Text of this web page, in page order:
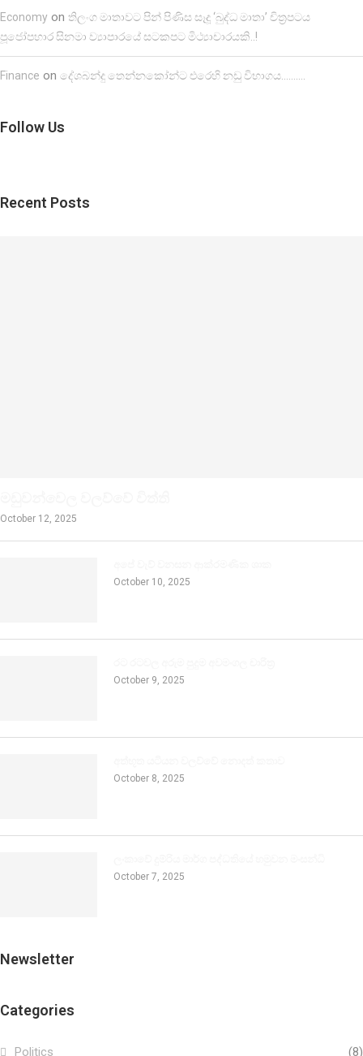
Economy on තිලංග මාතාවට පින් පිණිස සෑදූ ‘බුද්ධ මාතා’ චිත්‍රපටය
පූජෝපහාර සිනමා ව්‍යාපාරයේ සටකපට මිථ්‍යාචාරයකි..!
Finance on දේශබන්දු තෙන්නකෝන්ට එරෙහි නඩු විභාගය……….
Follow Us
Recent Posts
October 12, 2025
October 10, 2025
October 9, 2025
October 8, 2025
October 7, 2025
Newsletter
Categories
Politics (8)